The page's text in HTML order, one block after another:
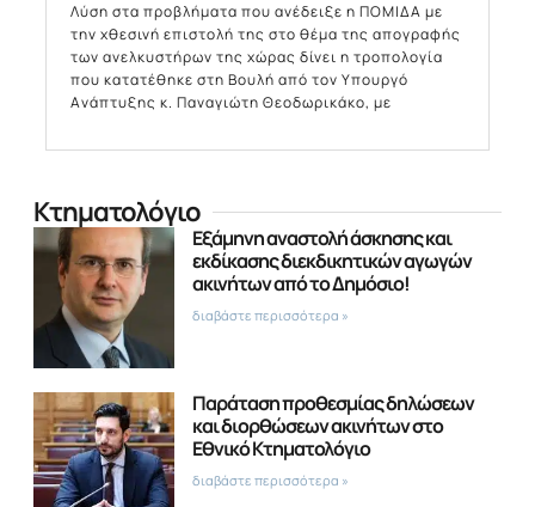
Λύση στα προβλήματα που ανέδειξε η ΠΟΜΙΔΑ με
την χθεσινή επιστολή της στο θέμα της απογραφής
των ανελκυστήρων της χώρας δίνει η τροπολογία
που κατατέθηκε στη Βουλή από τον Υπουργό
Ανάπτυξης κ. Παναγιώτη Θεοδωρικάκο, με
Κτηματολόγιο
Εξάμηνη αναστολή άσκησης και
εκδίκασης διεκδικητικών αγωγών
ακινήτων από το Δημόσιο!
διαβάστε περισσότερα »
Παράταση προθεσμίας δηλώσεων
και διορθώσεων ακινήτων στο
Εθνικό Κτηματολόγιο
διαβάστε περισσότερα »